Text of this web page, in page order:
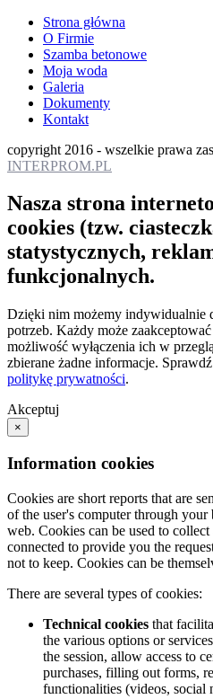
Strona główna
O Firmie
Szamba betonowe
Moja woda
Galeria
Dokumenty
Kontakt
copyright 2016 - wszelkie prawa
INTERPROM.PL
Nasza strona
cookies (tzw.
statystycznych,
funkcjonalnych.
Dzięki nim możemy indywidualnie
potrzeb. Każdy może
możliwość wyłączenia ich w
zbierane żadne informacje. Sprawdź
politykę prywatności.
Akceptuj
×
Information cookies
Cookies are short reports that are
of the user's computer through
web. Cookies can be used to
connected to provide you the
not to keep. Cookies can be
There are several types of cookies:
Technical cookies that
the various options or
the session, allow access to
purchases, filling out forms,
functionalities (videos, social